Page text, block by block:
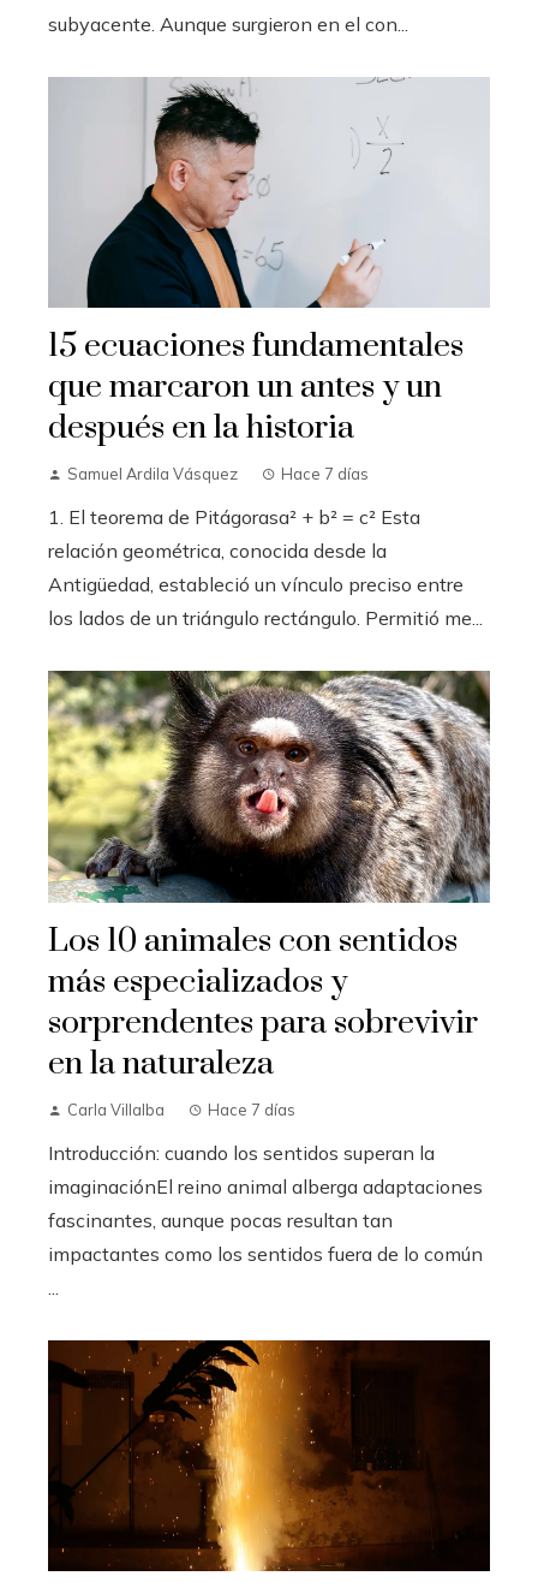
subyacente. Aunque surgieron en el con...
15 ecuaciones fundamentales
que marcaron un antes y un
después en la historia
Samuel Ardila Vásquez Hace 7 días
1. El teorema de Pitágorasa² + b² = c² Esta
relación geométrica, conocida desde la
Antigüedad, estableció un vínculo preciso entre
los lados de un triángulo rectángulo. Permitió me...
Los 10 animales con sentidos
más especializados y
sorprendentes para sobrevivir
en la naturaleza
Carla Villalba Hace 7 días
Introducción: cuando los sentidos superan la
imaginaciónEl reino animal alberga adaptaciones
fascinantes, aunque pocas resultan tan
impactantes como los sentidos fuera de lo común